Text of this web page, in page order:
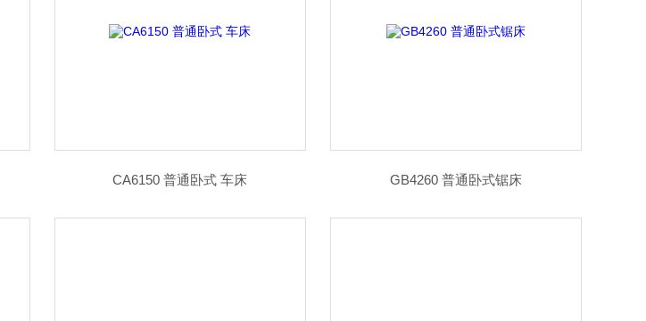
CA6150 普通卧式 车床 GB4260 普通卧式锯床